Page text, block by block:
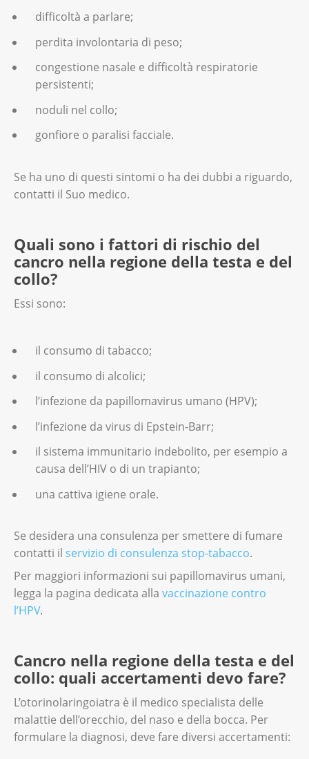
difficoltà a parlare;
perdita involontaria di peso;
congestione nasale e difficoltà respiratorie
persistenti;
noduli nel collo;
gonfiore o paralisi facciale.
Se ha uno di questi sintomi o ha dei dubbi a riguardo,
contatti il Suo medico.
Quali sono i fattori di rischio del
cancro nella regione della testa e del
collo?
Essi sono:
il consumo di tabacco;
il consumo di alcolici;
l’infezione da papillomavirus umano (HPV);
l’infezione da virus di Epstein-Barr;
il sistema immunitario indebolito, per esempio a
causa dell’HIV o di un trapianto;
una cattiva igiene orale.
Se desidera una consulenza per smettere di fumare
contatti il servizio di consulenza stop-tabacco.
Per maggiori informazioni sui papillomavirus umani,
legga la pagina dedicata alla vaccinazione contro
l’HPV.
Cancro nella regione della testa e del
collo: quali accertamenti devo fare?
L’otorinolaringoiatra è il medico specialista delle
malattie dell’orecchio, del naso e della bocca. Per
formulare la diagnosi, deve fare diversi accertamenti: